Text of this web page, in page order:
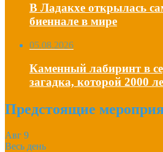
В Ладакхе открылась
биеннале в мире
05.08.2026
Каменный лабиринт в
загадка, которой 2000
Предстоящие
Авг 9
Весь день